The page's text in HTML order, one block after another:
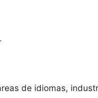
de idiomas,